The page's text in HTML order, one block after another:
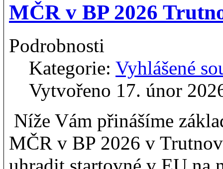
MČR v BP 2026
Podrobnosti
Kategorie: Vyhlášené
Vytvořeno 17. únor
Níže Vám přinášíme
MČR v BP 2026 v